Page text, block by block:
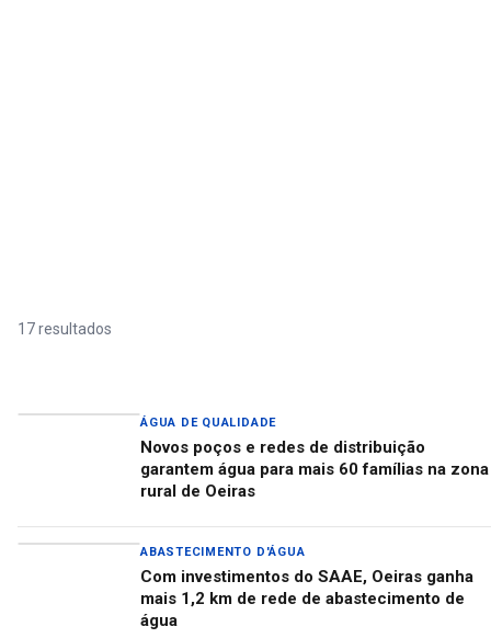
17 resultados
ÁGUA DE QUALIDADE
Novos poços e redes de distribuição
garantem água para mais 60 famílias na zona
rural de Oeiras
ABASTECIMENTO D'ÁGUA
Com investimentos do SAAE, Oeiras ganha
mais 1,2 km de rede de abastecimento de
água